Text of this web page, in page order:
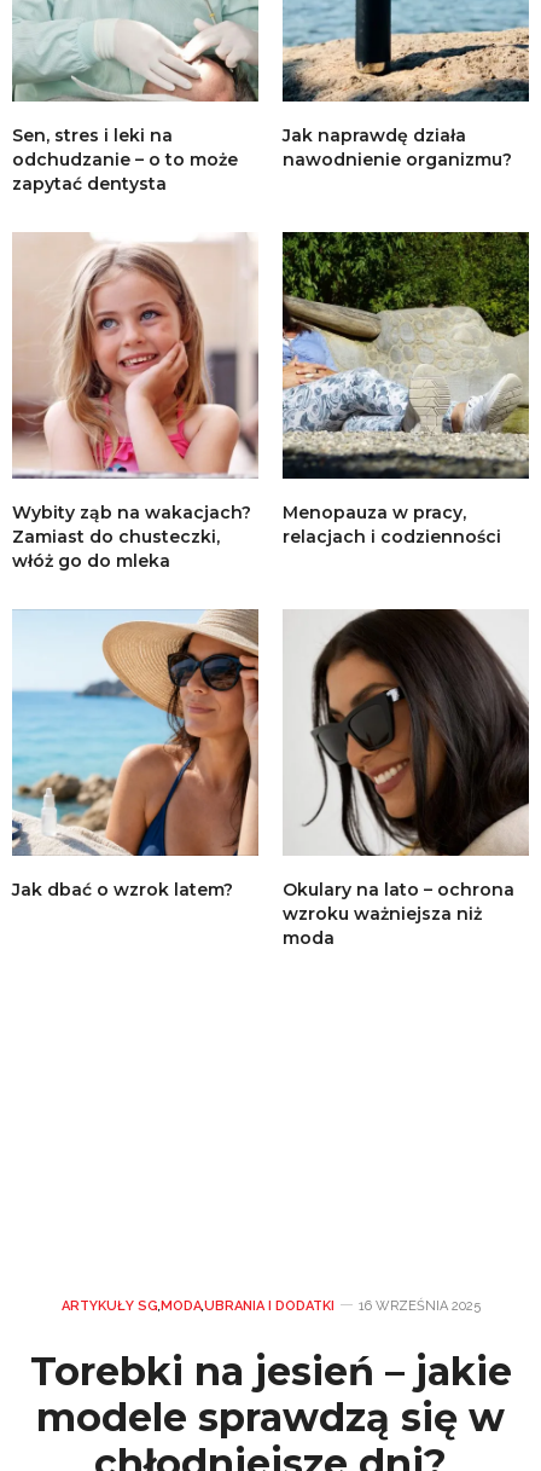
Sen, stres i leki na
odchudzanie – o to może
zapytać dentysta
Jak naprawdę działa
nawodnienie organizmu?
Wybity ząb na wakacjach?
Zamiast do chusteczki,
włóż go do mleka
Menopauza w pracy,
relacjach i codzienności
Jak dbać o wzrok latem?
Okulary na lato – ochrona
wzroku ważniejsza niż
moda
ARTYKUŁY SG,MODA,UBRANIA I DODATKI 16 WRZEŚNIA 2025
Torebki na jesień – jakie
modele sprawdzą się w